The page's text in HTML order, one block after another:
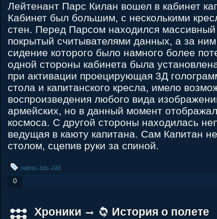
Лейтенант Парс Килан вошел в кабинет
Кабинет был большим, с несколькими
стен. Перед Парсом находился массивный
покрытый считывателями данных, а за
сидение которого было намного более
одной стороны кабинета была
при активации проецирующая 3Д
стола и капитанского кресла, имело
воспроизведения любого вида
армейских, но в данный момент
космоса. С другой стороны находилась
ведущая в каюту капитана. Сам Капитан
столом, сцепив руки за спиной.
gallente, fedo, 2008
0
Хроники История о полете